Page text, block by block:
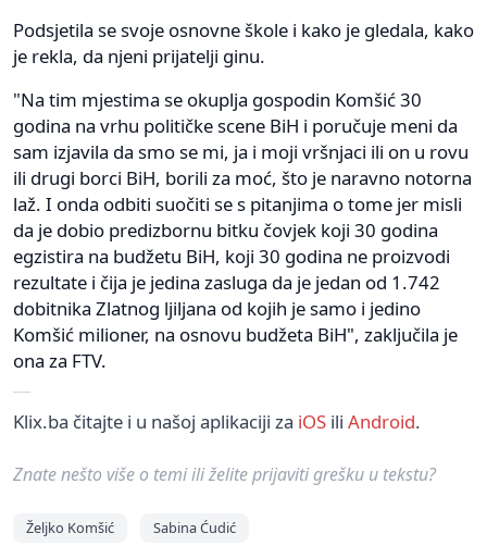
Podsjetila se svoje osnovne škole i kako je gledala, kako
je rekla, da njeni prijatelji ginu.
"Na tim mjestima se okuplja gospodin Komšić 30
godina na vrhu političke scene BiH i poručuje meni da
sam izjavila da smo se mi, ja i moji vršnjaci ili on u rovu
ili drugi borci BiH, borili za moć, što je naravno notorna
laž. I onda odbiti suočiti se s pitanjima o tome jer misli
da je dobio predizbornu bitku čovjek koji 30 godina
egzistira na budžetu BiH, koji 30 godina ne proizvodi
rezultate i čija je jedina zasluga da je jedan od 1.742
dobitnika Zlatnog ljiljana od kojih je samo i jedino
Komšić milioner, na osnovu budžeta BiH", zaključila je
ona za FTV.
Klix.ba čitajte i u našoj aplikaciji za iOS ili Android.
Znate nešto više o temi ili želite prijaviti grešku u tekstu?
Željko Komšić Sabina Ćudić